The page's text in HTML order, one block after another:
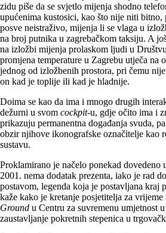
zidu piše da se svjetlo mijenja shodno
upućenima kustosici, kao što nije niti bitno,
posve neistraživo, mijenja li se vlaga u
na broj putnika u zagrebačkom taksiju. A
na izložbi mijenja prolaskom ljudi u
promjena temperature u Zagrebu utječa na
jednog od izložbenih prostora, pri čemu
on kad je toplije ili kad je hladnije.
Doima se kao da ima i mnogo drugih
dežurni u svom cockpit-u, gdje očito ima i
prikazuju permanentna događanja svuda,
obzir njihove ikonografske označitelje kao
sustavu.
Proklamirano je načelo ponekad dovedeno
2001. nema dodatak prezenta, iako je rad
postavom, legenda koja je postavljana kraj
kaže kako je kretanje posjetitelja za
Ground u Centru za suvremenu umjetnost
zaustavljanje pokretnih stepenica u